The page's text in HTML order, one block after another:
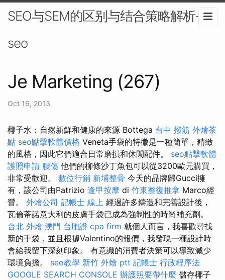
SEO与SEM的区别与结合策略解析-
seo
Je Marketing (267)
Oct 16, 2013
椰子水：自然新鮮和健康的來源 Bottega 台中 撥筋 外燴茶
點 seo點擊軟體價格 Veneta手袋的特徵是一種簡單，精緻
的風格，因此它們適合日常磨損和休閒配件。 seo點擊軟體
護照申請 腰傷 他們的柳條沙丁魚包可以從3200歐元購買，
非常受歡迎。 數位行銷 新埔整骨 今天的品牌歸Gucci擁
有，該公司由Patrizio 逢甲按摩 di 竹東整復推拿 Marco經
營。 外燴公司 記帳士 線上 經過許多鑄造和完善設計後，
瓦倫蒂諾意大利的皮膚手袋已成為強制性的時尚補充劑。
台北 外燴 澳門 台胞證 cpa firm 就個人而言，我喜歡尋找
新的手袋，並且根據Valentino的報價，我發現一種​​設計時
會給我留下深刻印象。 有意識的消費者決策可以導致減少
環境負擔。 seo教學 新竹 外燴 ptt 記帳士 行政程序法
GOOGLE SEARCH CONSOLE 辦護照要帶什麼 儲存椰子